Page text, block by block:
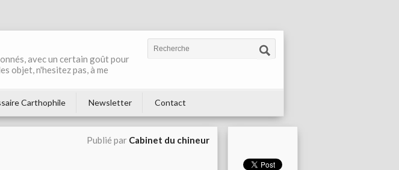
avec un certain goût pour
objet, n'hesitez pas, à me
Carthophile Newsletter Contact
Publié par Cabinet du chineur